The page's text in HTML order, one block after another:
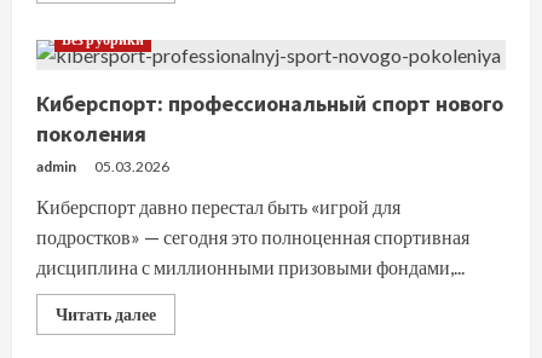
игры:
цифровые
для
развлечения
взаимодействия
Без рубрики
Киберспорт: профессиональный спорт нового
поколения
admin 05.03.2026
Киберспорт давно перестал быть «игрой для
подростков» — сегодня это полноценная спортивная
дисциплина с миллионными призовыми фондами,...
Читать далееПрочитать
больше